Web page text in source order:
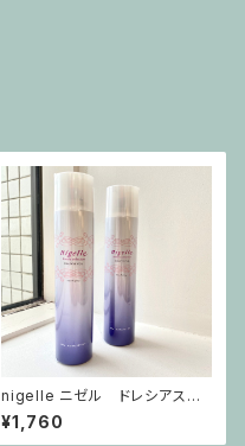
nigelle ニゼル ドレシアスプ
レー ホールドフィット ヴェール
¥1,760